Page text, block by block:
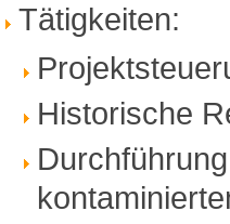
Tätigkeiten:
Historische